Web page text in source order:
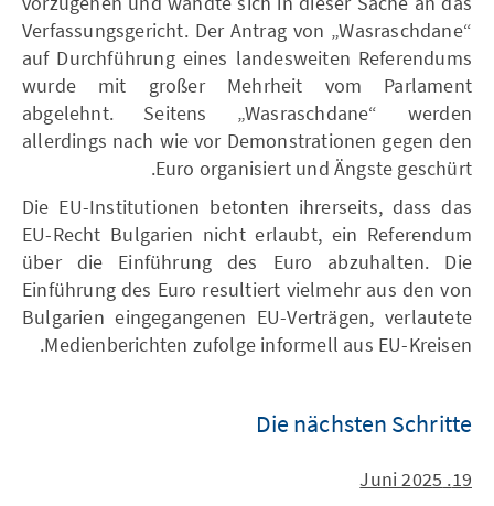
Verfassungsgericht. Der Antrag von „Wasraschdane“
auf Durchführung eines landesweiten Referendums
wurde mit großer Mehrheit vom Parlament
abgelehnt. Seitens „Wasraschdane“ werden
allerdings nach wie vor Demonstrationen gegen den
Euro organisiert und Ängste geschürt.
Die EU-Institutionen betonten ihrerseits, dass das
EU-Recht Bulgarien nicht erlaubt, ein Referendum
über die Einführung des Euro abzuhalten. Die
Einführung des Euro resultiert vielmehr aus den von
Bulgarien eingegangenen EU-Verträgen, verlautete
Medienberichten zufolge informell aus EU-Kreisen.
Die nächsten Schritte
19. Juni 2025